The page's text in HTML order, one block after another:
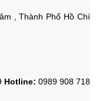
, Thành Phố Hồ Chí
Hotline: 0989 908 718